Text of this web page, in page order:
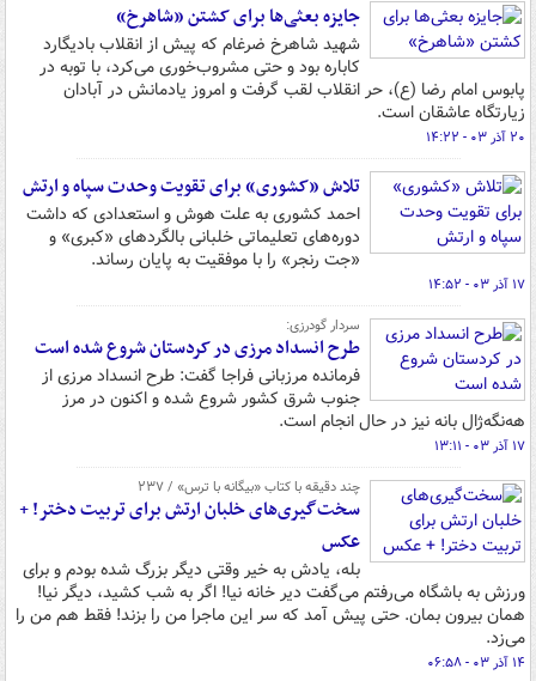
جایزه بعثی‌ها برای کشتن «شاهرخ»
شهید شاهرخ ضرغام که پیش از انقلاب بادیگارد
کاباره بود و حتی مشروب‌خوری می‌کرد، با توبه در
پابوس امام رضا (ع)، حر انقلاب لقب گرفت و امروز یادمانش در آبادان
زیارتگاه عاشقان است.
۲۰ آذر ۰۳ - ۱۴:۲۲
تلاش «کشوری» برای تقویت وحدت سپاه و ارتش
احمد کشوری به علت هوش و استعدادی که داشت
دوره‌های تعلیماتی خلبانی بالگردهای «کبری» و
«جت رنجر» را با موفقیت به پایان رساند.
۱۷ آذر ۰۳ - ۱۴:۵۲
سردار گودرزی:
طرح انسداد مرزی در کردستان شروع شده است
فرمانده مرزبانی فراجا گفت: طرح انسداد مرزی از
جنوب شرق کشور شروع شده و اکنون در مرز
هه‌نگه‌ژال بانه نیز در حال انجام است.
۱۷ آذر ۰۳ - ۱۳:۱۱
چند دقیقه با کتاب‌ «بیگانه با ترس» / ۲۳۷
سخت‌گیری‌های خلبان ارتش برای تربیت دختر! +
عکس
بله، یادش به خیر وقتی دیگر بزرگ شده بودم و برای
ورزش به باشگاه می‌رفتم می‌گفت دیر خانه نیا! اگر به شب کشید، دیگر نیا!
همان بیرون بمان. حتی پیش آمد که سر این ماجرا من را بزند! فقط هم من را
می‌زد.
۱۴ آذر ۰۳ - ۰۶:۵۸